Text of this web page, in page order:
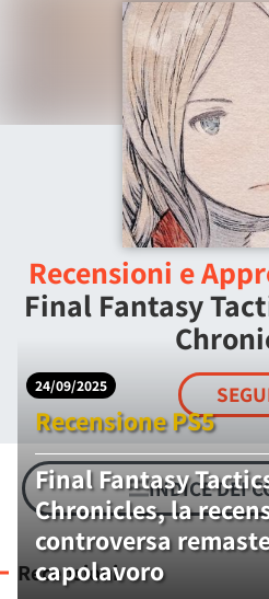
Recensioni e
Final Fantasy
INDICE DEI
Recensioni
24/09/2025
Recensione PS5
Final Fantasy
Chronicles, la
controversa
capolavoro